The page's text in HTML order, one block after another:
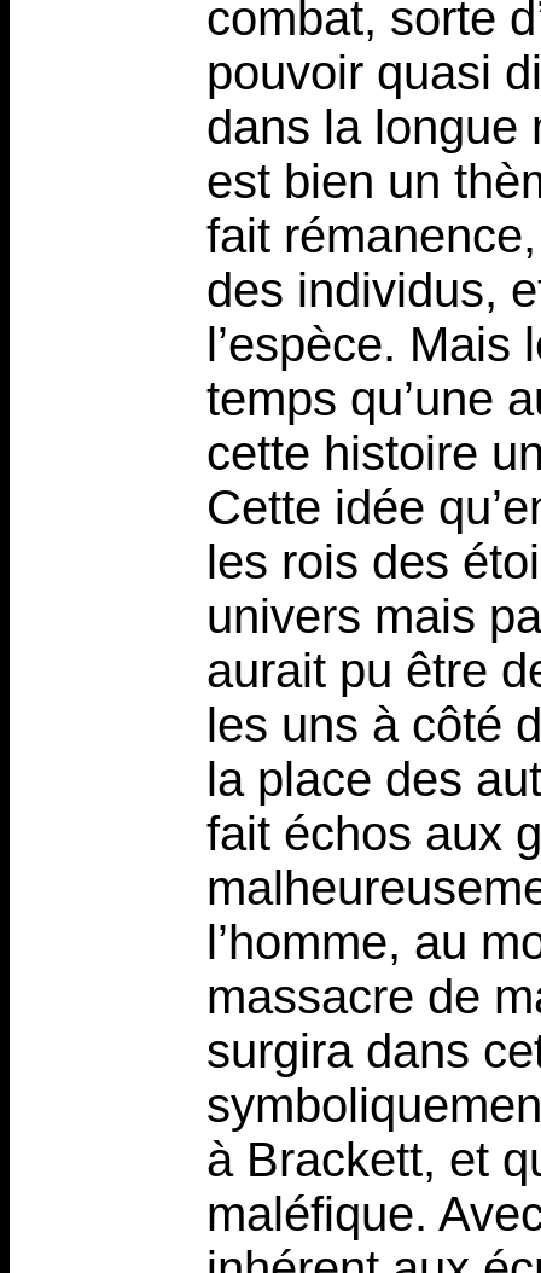
combat, sorte
pouvoir quasi
dans la longue
est bien un
fait
des individus,
l’espèce. Mais
temps qu’une
cette histoire
Cette idée
les rois des
univers mais
aurait pu être
les uns à côté
la place des
fait échos aux
l’homme, au
massacre de
surgira dans
à Brackett, et
maléfique.